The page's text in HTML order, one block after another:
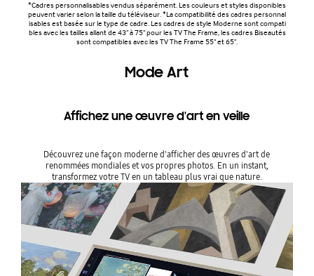
*Cadres personnalisables vendus séparément. Les couleurs et styles disponibles
peuvent varier selon la taille du téléviseur. *La compatibilité des cadres personnal
isables est basée sur le type de cadre. Les cadres de style Moderne sont compati
bles avec les tailles allant de 43" à 75" pour les TV The Frame, les cadres Biseautés
sont compatibles avec les TV The Frame 55" et 65".
Mode Art
Affichez une œuvre d'art en veille
Découvrez une façon moderne d'afficher des œuvres d'art de
renommées mondiales et vos propres photos. En un instant,
transformez votre TV en un tableau plus vrai que nature.